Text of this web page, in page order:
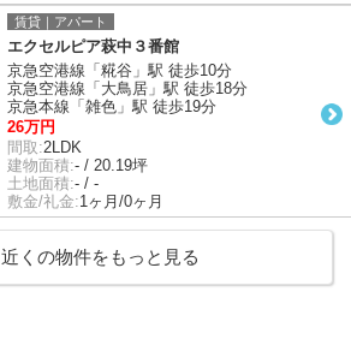
賃貸｜アパート
エクセルピア萩中３番館
京急空港線「糀谷」駅 徒歩10分
京急空港線「大鳥居」駅 徒歩18分
京急本線「雑色」駅 徒歩19分
26万円
間取:2LDK
建物面積:- / 20.19坪
土地面積:- / -
敷金/礼金:1ヶ月/0ヶ月
近くの物件をもっと見る